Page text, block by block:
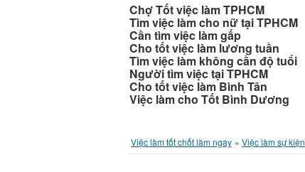
Chợ Tốt việc làm TPHCM
Tìm việc làm cho nữ tại TPHCM
Cần tìm việc làm gấp
Cho tốt việc làm lương tuần
Tìm việc làm không cần độ tuổi
Người tìm việc tại TPHCM
Cho tốt việc làm Bình Tân
Việc làm cho Tốt Bình Dương
Việc làm tốt chốt làm ngay » Việc làm sự kiện